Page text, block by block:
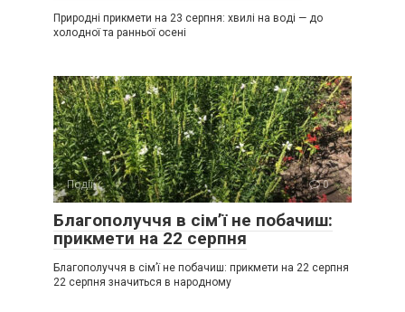
Природні прикмети на 23 серпня: хвилі на воді — до
холодної та ранньої осені
Події 0
Благополуччя в сім’ї не побачиш:
прикмети на 22 серпня
Благополуччя в сім’ї не побачиш: прикмети на 22 серпня
22 серпня значиться в народному